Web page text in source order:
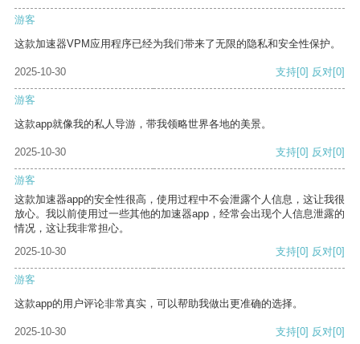
游客
这款加速器VPM应用程序已经为我们带来了无限的隐私和安全性保护。
2025-10-30 支持[0] 反对[0]
游客
这款app就像我的私人导游，带我领略世界各地的美景。
2025-10-30 支持[0] 反对[0]
游客
这款加速器app的安全性很高，使用过程中不会泄露个人信息，这让我很
放心。我以前使用过一些其他的加速器app，经常会出现个人信息泄露的
情况，这让我非常担心。
2025-10-30
支持[0] 反对[0]
游客
这款app的用户评论非常真实，可以帮助我做出更准确的选择。
2025-10-30 支持[0] 反对[0]